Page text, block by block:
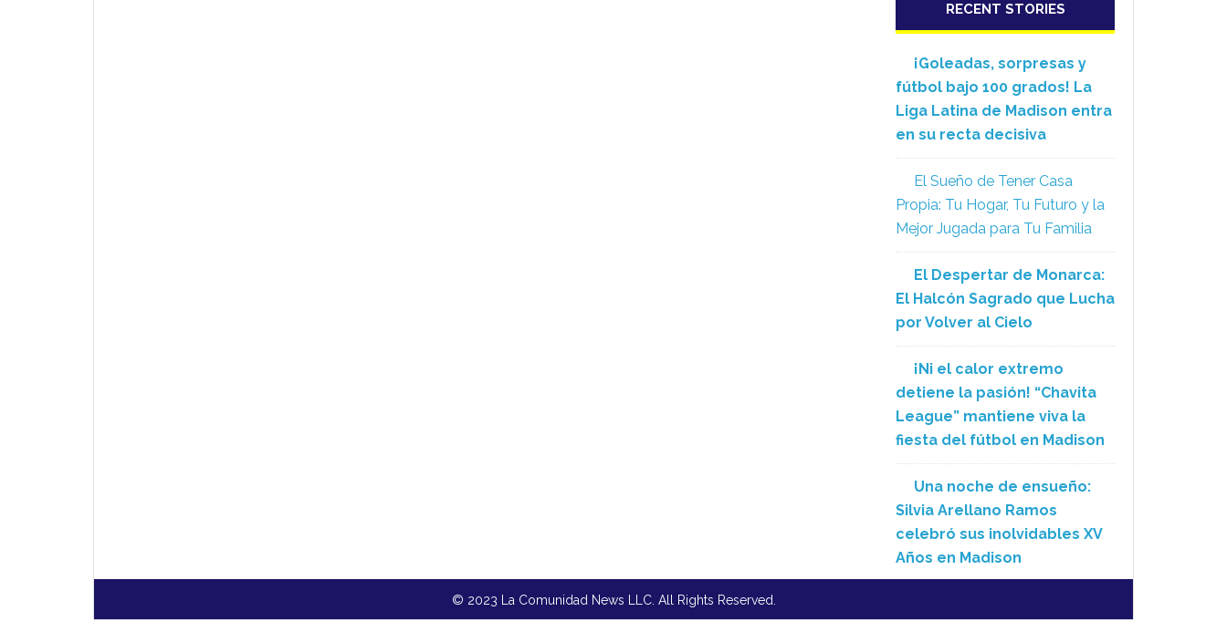
RECENT STORIES
¡Goleadas, sorpresas y
fútbol bajo 100 grados! La
Liga Latina de Madison entra
en su recta decisiva
El Sueño de Tener Casa
Propia: Tu Hogar, Tu Futuro y la
Mejor Jugada para Tu Familia
El Despertar de Monarca:
El Halcón Sagrado que Lucha
por Volver al Cielo
¡Ni el calor extremo
detiene la pasión! “Chavita
League” mantiene viva la
fiesta del fútbol en Madison
Una noche de ensueño:
Silvia Arellano Ramos
celebró sus inolvidables XV
Años en Madison
© 2023 La Comunidad News LLC. All Rights Reserved.